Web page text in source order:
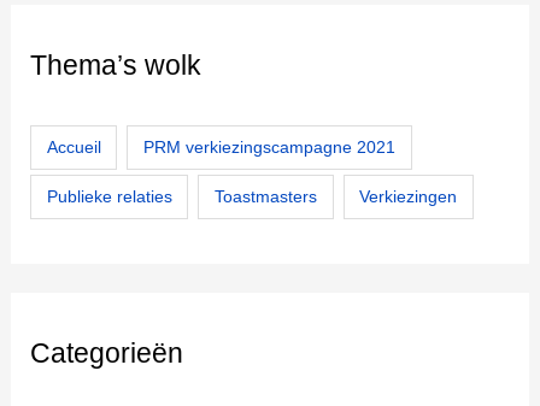
Thema’s wolk
Accueil PRM verkiezingscampagne 2021
Publieke relaties Toastmasters Verkiezingen
Categorieën